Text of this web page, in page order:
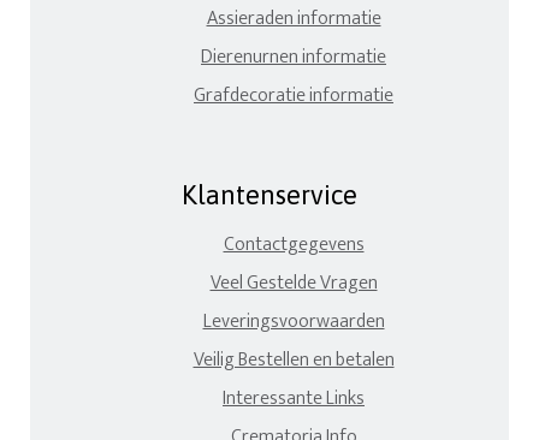
Assieraden informatie
Dierenurnen informatie
Grafdecoratie informatie
Klantenservice
Contactgegevens
Veel Gestelde Vragen
Leveringsvoorwaarden
Veilig Bestellen en betalen
Interessante Links